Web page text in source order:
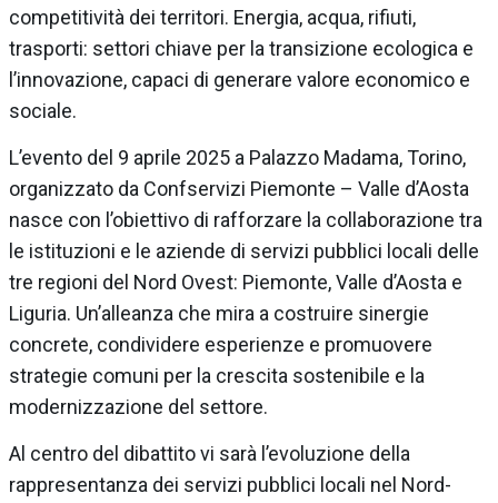
competitività dei territori. Energia, acqua, rifiuti,
trasporti: settori chiave per la transizione ecologica e
l’innovazione, capaci di generare valore economico e
sociale.
L’evento del 9 aprile 2025 a Palazzo Madama, Torino,
organizzato da Confservizi Piemonte – Valle d’Aosta
nasce con l’obiettivo di rafforzare la collaborazione tra
le istituzioni e le aziende di servizi pubblici locali delle
tre regioni del Nord Ovest: Piemonte, Valle d’Aosta e
Liguria. Un’alleanza che mira a costruire sinergie
concrete, condividere esperienze e promuovere
strategie comuni per la crescita sostenibile e la
modernizzazione del settore.
Al centro del dibattito vi sarà l’evoluzione della
rappresentanza dei servizi pubblici locali nel Nord-